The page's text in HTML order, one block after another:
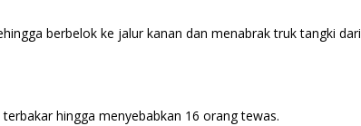
berbelok ke jalur kanan dan menabrak truk tangki dari
hingga menyebabkan 16 orang tewas.